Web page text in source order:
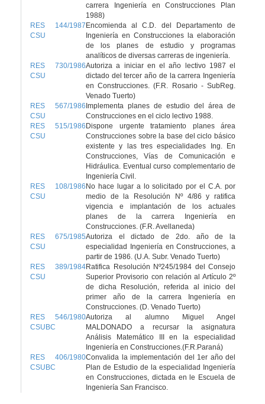
carrera Ingeniería en Construcciones Plan
1988)
RES 144/1987
CSU
Encomienda al C.D. del Departamento de
Ingeniería en Construcciones la elaboración
de los planes de estudio y programas
analíticos de diversas carreras de ingeniería.
RES 730/1986
CSU
Autoriza a iniciar en el año lectivo 1987 el
dictado del tercer año de la carrera Ingeniería
en Construcciones. (F.R. Rosario - SubReg.
Venado Tuerto)
RES 567/1986
CSU
Implementa planes de estudio del área de
Construcciones en el ciclo lectivo 1988.
RES 515/1986
CSU
Dispone urgente tratamiento planes área
Construcciones sobre la base del ciclo básico
existente y las tres especialidades Ing. En
Construcciones, Vías de Comunicación e
Hidráulica. Eventual curso complementario de
Ingeniería Civil.
RES 108/1986
CSU
No hace lugar a lo solicitado por el C.A. por
medio de la Resolución Nº 4/86 y ratifica
vigencia e implantación de los actuales
planes de la carrera Ingeniería en
Construcciones. (F.R. Avellaneda)
RES 675/1985
CSU
Autoriza el dictado de 2do. año de la
especialidad Ingeniería en Construcciones, a
partir de 1986. (U.A. Subr. Venado Tuerto)
RES 389/1984
CSU
Ratifica Resolución Nº245/1984 del Consejo
Superior Provisorio con relación al Artículo 2º
de dicha Resolución, referida al inicio del
primer año de la carrera Ingeniería en
Construcciones. (D. Venado Tuerto)
RES 546/1980
CSUBC
Autoriza al alumno Miguel Angel
MALDONADO a recursar la asignatura
Análisis Matemático III en la especialidad
Ingeniería en Construcciones.(F.R.Paraná)
RES 406/1980
CSUBC
Convalida la implementación del 1er año del
Plan de Estudio de la especialidad Ingeniería
en Construcciones, dictada en le Escuela de
Ingeniería San Francisco.